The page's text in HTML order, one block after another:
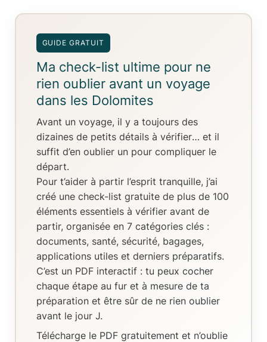
GUIDE GRATUIT
Ma check-list ultime pour ne
rien oublier avant un voyage
dans les Dolomites
Avant un voyage, il y a toujours des
dizaines de petits détails à vérifier… et il
suffit d’en oublier un pour compliquer le
départ.
Pour t’aider à partir l’esprit tranquille, j’ai
créé une check-list gratuite de plus de 100
éléments essentielsà vérifier avant de
partir, organisée en 7 catégories clés:
documents, santé, sécurité, bagages,
applications utiles et derniers préparatifs.
C’est un PDF interactif: tu peux cocher
chaque étape au fur et à mesure de ta
préparationet être sûr de ne rien oublier
avant le jour J.
Télécharge le PDF gratuitement et n’oublie